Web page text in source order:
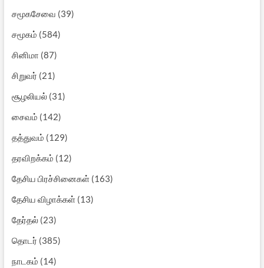
சமூகசேவை (39)
சமூகம் (584)
சினிமா (87)
சிறுவர் (21)
சூழலியல்(31)
சைவம் (142)
தத்துவம் (129)
தரவிறக்கம் (12)
தேசிய பிரச்சினைகள்(163)
தேசிய விழாக்கள்(13)
தேர்தல்(23)
தொடர் (385)
நாடகம் (14)